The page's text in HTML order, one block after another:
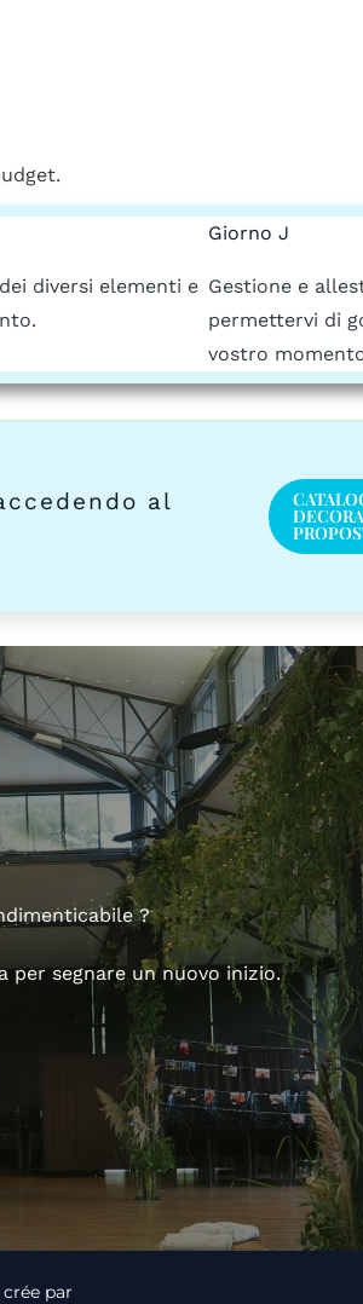
diversi elementi e
Giorno J
Gestione e
permettervi di
vostro
al
?
per segnare un nuovo inizio.
par